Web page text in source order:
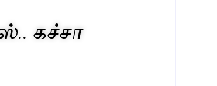
கச்சா